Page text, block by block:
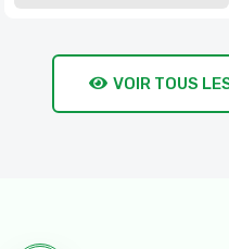
VOIR TOUS